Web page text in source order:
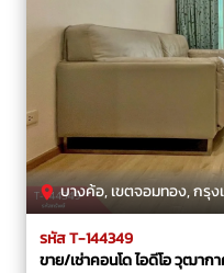
บางค้อ, เขตจอมทอง, กรุง
รหัส T-144349
ขาย/เช่าคอนโด ไอดีโอ วุฒา